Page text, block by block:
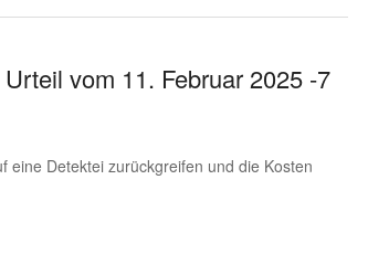
vom 11. Februar 2025 -7
eine Detektei zurückgreifen und die Kosten